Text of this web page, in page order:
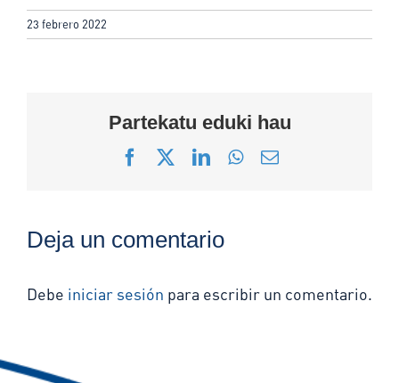
23 febrero 2022
Partekatu eduki hau
Facebook
X LinkedInWhatsApp
Correo
Deja un comentario
Debe iniciar sesión para escribir un comentario.